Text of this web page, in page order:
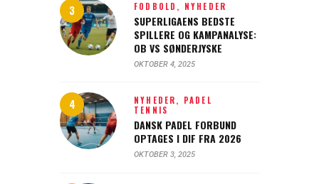
FODBOLD, NYHEDER
SUPERLIGAENS BEDSTE
SPILLERE OG KAMPANALYSE:
OB VS SØNDERJYSKE
OKTOBER 4, 2025
NYHEDER, PADEL
TENNIS
DANSK PADEL FORBUND
OPTAGES I DIF FRA 2026
OKTOBER 3, 2025